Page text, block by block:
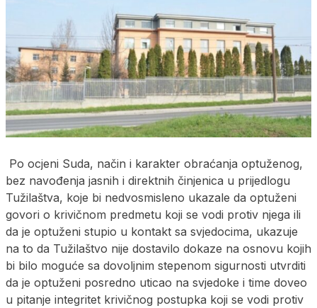
Po ocjeni Suda, način i karakter obraćanja optuženog,
bez navođenja jasnih i direktnih činjenica u prijedlogu
Tužilaštva, koje bi nedvosmisleno ukazale da optuženi
govori o krivičnom predmetu koji se vodi protiv njega ili
da je optuženi stupio u kontakt sa svjedocima, ukazuje
na to da Tužilaštvo nije dostavilo dokaze na osnovu kojih
bi bilo moguće sa dovoljnim stepenom sigurnosti utvrditi
da je optuženi posredno uticao na svjedoke i time doveo
u pitanje integritet krivičnog postupka koji se vodi protiv